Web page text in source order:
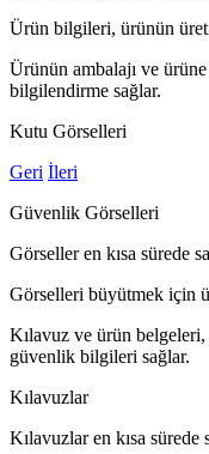
Ürün bilgileri, ürünün
Ürünün ambalajı ve
bilgilendirme sağlar.
Kutu Görselleri
Geri İleri
Güvenlik Görselleri
Görseller en kısa sürede
Görselleri büyütmek için
Kılavuz ve ürün
güvenlik bilgileri sağlar.
Kılavuzlar
Kılavuzlar en kısa sürede